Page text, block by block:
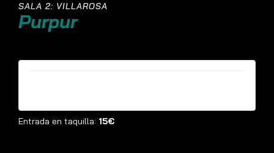
SALA 2: VILLAROSA
Purpur
Entrada en taquilla: 15€